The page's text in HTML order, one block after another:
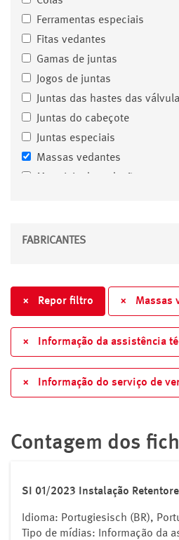
Ferramentas especiais
Fitas vedantes
Gamas de juntas
Jogos de juntas
Juntas das hastes das
Juntas do cabeçote
Juntas especiais
Massas vedantes
Produções especiais
Vedação do cárter
FABRICANTES
× Repor filtro × Massas
× Informação da assistência
× Informação do serviço de
Contagem dos
SI 01/2023 Instalação
Idioma: Portugiesisch (BR),
Tipo de mídias: Informação da